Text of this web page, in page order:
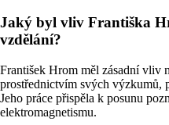
Jaký byl vliv Františka
vzdělání?
František Hrom měl zásadní vliv
prostřednictvím svých výzkumů,
Jeho práce přispěla k posunu
elektromagnetismu.